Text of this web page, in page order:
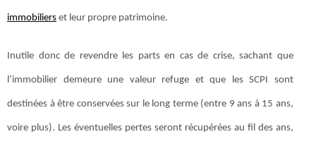
immobiliers et leur propre patrimoine.
Inutile donc de revendre les parts en cas de crise, sachant que
l’immobilier demeure une valeur refuge et que les SCPI sont
destinées à être conservées sur le long terme (entre 9 ans à 15 ans,
voire plus). Les éventuelles pertes seront récupérées au fil des ans,